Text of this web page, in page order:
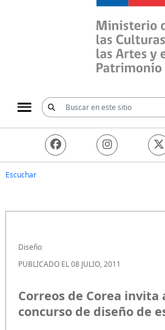
Ministerio de
Escuchar
Diseño
PUBLICADO EL 08 JULIO, 2011
Correos de Corea
concurso de diseño de